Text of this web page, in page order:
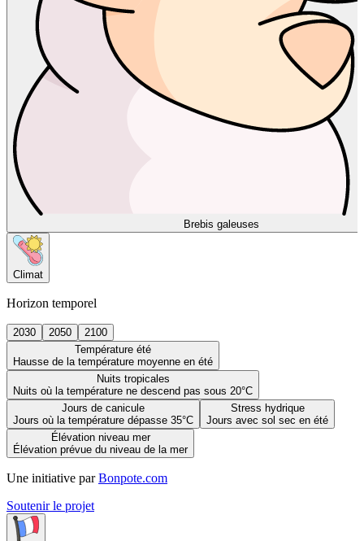
Brebis galeuses
Climat
Horizon temporel
2030 2050
2100
Température été
Hausse de la température moyenne en été
Nuits tropicales
Nuits où la température ne descend pas sous 20°C
Jours de canicule
Jours où la température dépasse 35°C
Stress hydrique
Jours avec sol sec en été
Élévation niveau mer
Élévation prévue du niveau de la mer
Une initiative par Bonpote.com
Soutenir le projet